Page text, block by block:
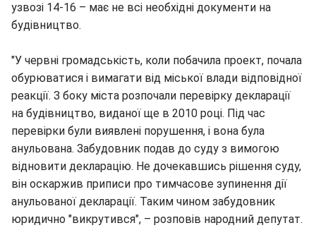
узвозі 14-16 – має не всі необхідні документи на
будівництво.
"У червні громадськість, коли побачила проект, почала
обурюватися і вимагати від міської влади відповідної
реакції. З боку міста розпочали перевірку декларації
на будівництво, виданої ще в 2010 році. Під час
перевірки були виявлені порушення, і вона була
анульована. Забудовник подав до суду з вимогою
відновити декларацію. Не дочекавшись рішення суду,
він оскаржив приписи про тимчасове зупинення дії
анульованої декларації. Таким чином забудовник
юридично "викрутився", – розповів народний депутат.